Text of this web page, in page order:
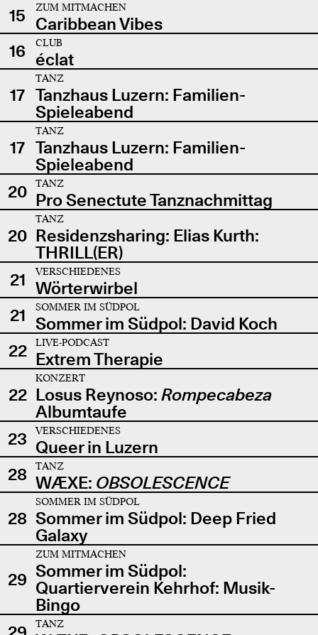
15
ZUM MITMACHEN
Caribbean Vibes
16
CLUB
éclat
17
TANZ
Tanzhaus Luzern: Familien-
Spieleabend
17
TANZ
Tanzhaus Luzern: Familien-
Spieleabend
20
TANZ
Pro Senectute Tanznachmittag
20
TANZ
Residenzsharing: Elias Kurth:
THRILL(ER)
21
VERSCHIEDENES
Wörterwirbel
21
SOMMER IM SÜDPOL
Sommer im Südpol: David Koch
22
LIVE-PODCAST
Extrem Therapie
22
KONZERT
Losus Reynoso: Rompecabeza
Albumtaufe
23
VERSCHIEDENES
Queer in Luzern
28
TANZ
WÆXE: OBSOLESCENCE
28
SOMMER IM SÜDPOL
Sommer im Südpol: Deep Fried
Galaxy
29
ZUM MITMACHEN
Sommer im Südpol:
Quartierverein Kehrhof: Musik-
Bingo
TANZ